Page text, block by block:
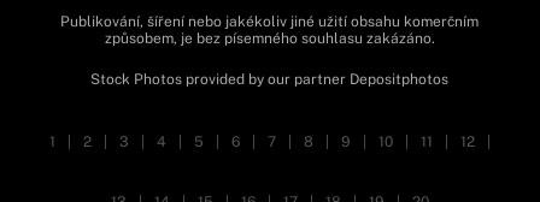
Publikování, šíření nebo jakékoliv jiné užití obsahu komerčním
způsobem, je bez písemného souhlasu zakázáno.
Stock Photos provided by our partner Depositphotos
1 2 3 4 5 6 7 8 9 10 11 12